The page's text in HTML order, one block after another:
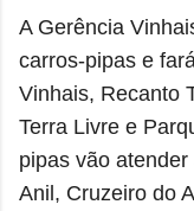
A Gerência
carros-pipas e
Vinhais, Recanto
Terra Livre e
pipas vão
Anil, Cruzeiro do